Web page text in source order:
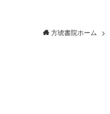
方琥書院ホーム